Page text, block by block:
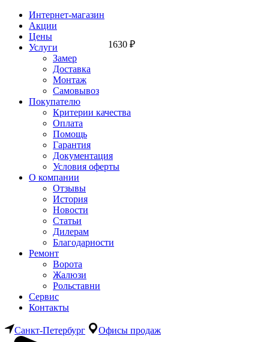
Интернет-магазин
Акции
Цены
Услуги
Замер
Доставка
Монтаж
Самовывоз
Покупателю
Критерии качества
Оплата
Помощь
Гарантия
Документация
Условия оферты
О компании
Отзывы
История
Новости
Статьи
Дилерам
Благодарности
Ремонт
Ворота
Жалюзи
Рольставни
Сервис
Контакты
Санкт-Петербург Офисы продаж
1630 ₽